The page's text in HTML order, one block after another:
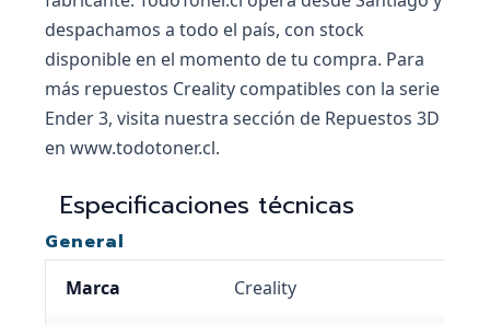
despachamos a todo el país, con stock
disponible en el momento de tu compra. Para
más repuestos Creality compatibles con la serie
Ender 3, visita nuestra sección de Repuestos 3D
en www.todotoner.cl.
Especificaciones técnicas
General
Marca Creality